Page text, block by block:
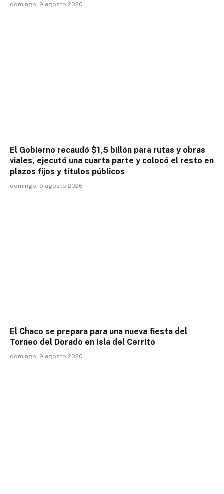
domingo, 9 agosto 2026
El Gobierno recaudó $1,5 billón para rutas y obras
viales, ejecutó una cuarta parte y colocó el resto en
plazos fijos y títulos públicos
domingo, 9 agosto 2026
El Chaco se prepara para una nueva fiesta del
Torneo del Dorado en Isla del Cerrito
domingo, 9 agosto 2026